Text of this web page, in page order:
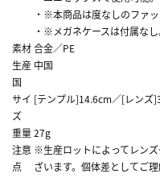
・※本商品は度なしのファッ
・※メガネケースは付属なし
素材合金／PE
生産
国
中国
サイ
ズ
[テンプル]14.6cm／[レンズ
重量27g
注意
点
※生産ロットによってレン
ざいます。個体差としてご